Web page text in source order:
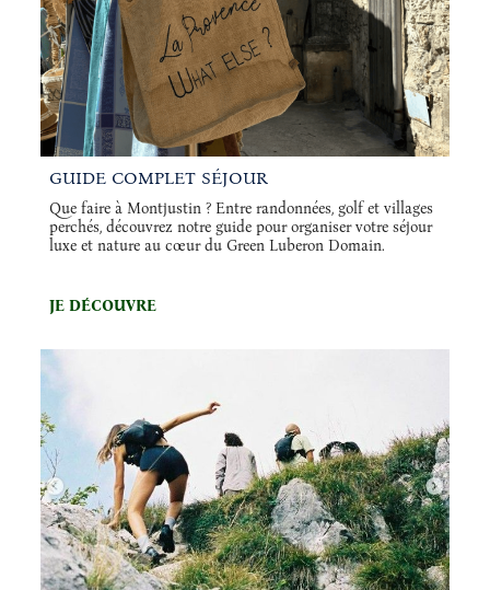
GUIDE COMPLET SÉJOUR
Que faire à Montjustin ? Entre randonnées, golf et villages
perchés, découvrez notre guide pour organiser votre séjour
luxe et nature au cœur du Green Luberon Domain.
JE DÉCOUVRE